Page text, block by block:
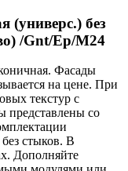
без
/Gnt/Ep/М24
Фасады
на цене. При
текстур с
представлены со
стыков. В
Дополняйте